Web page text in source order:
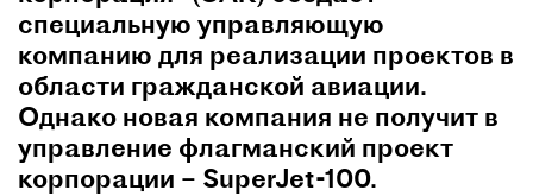
специальную управляющую
компанию для реализации проектов в
области гражданской авиации.
Однако новая компания не получит в
управление флагманский проект
корпорации – SuperJet-100.